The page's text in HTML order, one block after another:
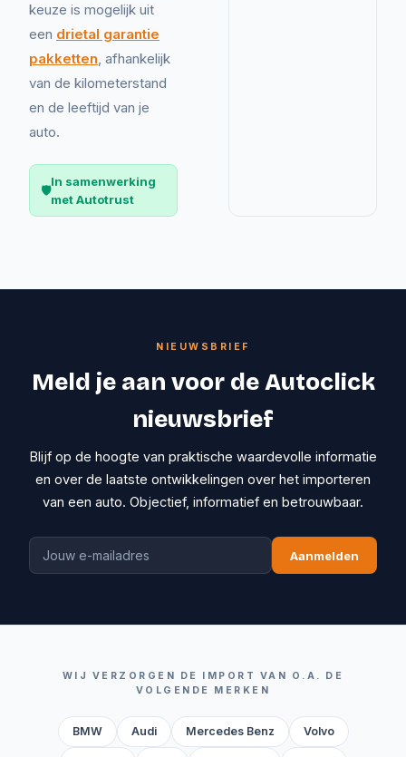
keuze is mogelijk uit
een drietal garantie
pakketten, afhankelijk
van de kilometerstand
en de leeftijd van je
auto.
🛡️
In samenwerking
met Autotrust
NIEUWSBRIEF
Meld je aan voor de Autoclick
nieuwsbrief
Blijf op de hoogte van praktische waardevolle informatie
en over de laatste ontwikkelingen over het importeren
van een auto. Objectief, informatief en betrouwbaar.
Aanmelden
WIJ VERZORGEN DE IMPORT VAN O.A. DE
VOLGENDE MERKEN
BMW Audi Mercedes Benz Volvo